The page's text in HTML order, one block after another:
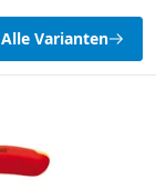
Alle Varianten